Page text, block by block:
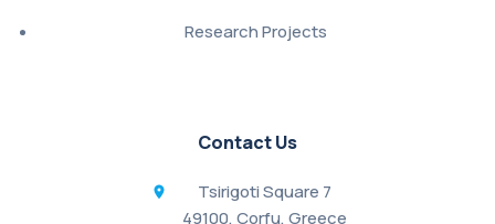
Research Projects
Contact Us
Tsirigoti Square 7
49100, Corfu, Greece